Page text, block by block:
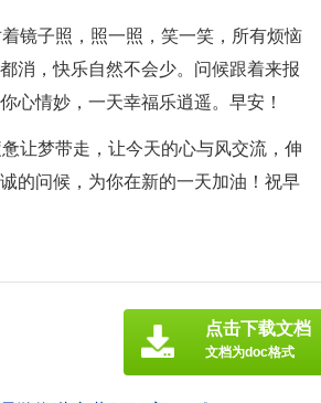
镜子照，照一照，笑一笑，所有烦恼
消，快乐自然不会少。问候跟着来报
心情妙，一天幸福乐逍遥。早安！
让梦带走，让今天的心与风交流，伸
的问候，为你在新的一天加油！祝早
点击下载文档
文档为doc格式